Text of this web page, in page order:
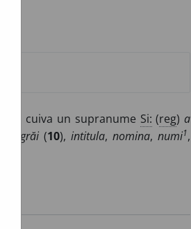
A da cuiva un supranume Si: (reg)a
grăi(10), intitula, nomina,numi1,